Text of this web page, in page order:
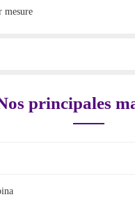
mesure
principales